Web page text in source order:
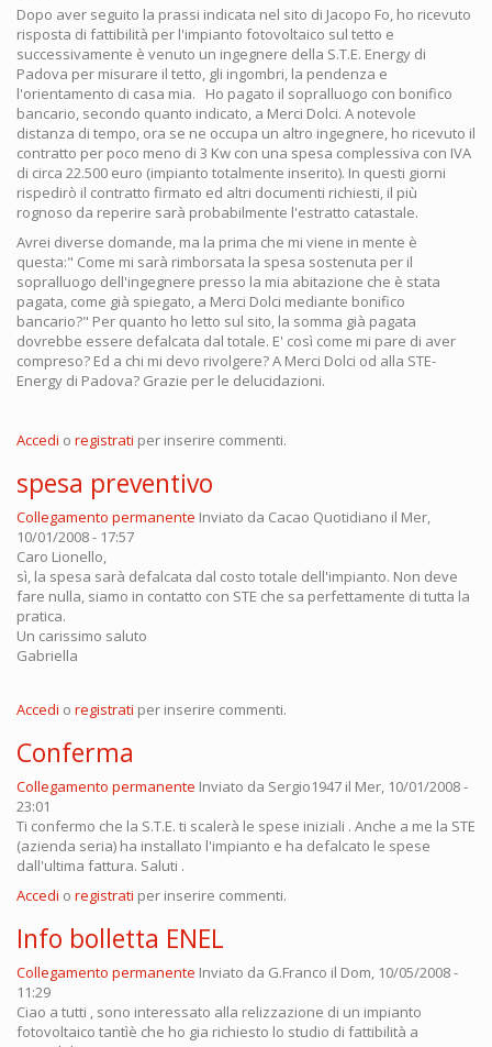
Dopo aver seguito la prassi indicata nel sito di Jacopo Fo, ho ricevuto
risposta di fattibilità per l'impianto fotovoltaico sul tetto e
successivamente è venuto un ingegnere della S.T.E. Energy di
Padova per misurare il tetto, gli ingombri, la pendenza e
l'orientamento di casa mia. Ho pagato il sopralluogo con bonifico
bancario, secondo quanto indicato, a Merci Dolci. A notevole
distanza di tempo, ora se ne occupa un altro ingegnere, ho ricevuto il
contratto per poco meno di 3 Kw con una spesa complessiva con IVA
di circa 22.500 euro (impianto totalmente inserito). In questi giorni
rispedirò il contratto firmato ed altri documenti richiesti, il più
rognoso da reperire sarà probabilmente l'estratto catastale.
Avrei diverse domande, ma la prima che mi viene in mente è
questa:" Come mi sarà rimborsata la spesa sostenuta per il
sopralluogo dell'ingegnere presso la mia abitazione che è stata
pagata, come già spiegato, a Merci Dolci mediante bonifico
bancario?" Per quanto ho letto sul sito, la somma già pagata
dovrebbe essere defalcata dal totale. E' così come mi pare di aver
compreso? Ed a chi mi devo rivolgere? A Merci Dolci od alla STE-
Energy di Padova? Grazie per le delucidazioni.
Accedi o registrati per inserire commenti.
spesa preventivo
Collegamento permanente Inviato da Cacao Quotidiano il Mer,
10/01/2008 - 17:57
Caro Lionello,
sì, la spesa sarà defalcata dal costo totale dell'impianto. Non deve
fare nulla, siamo in contatto con STE che sa perfettamente di tutta la
pratica.
Un carissimo saluto
Gabriella
Accedi o registrati per inserire commenti.
Conferma
Collegamento permanente Inviato da Sergio1947 il Mer, 10/01/2008 -
23:01
Ti confermo che la S.T.E. ti scalerà le spese iniziali . Anche a me la STE
(azienda seria) ha installato l'impianto e ha defalcato le spese
dall'ultima fattura. Saluti .
Accedi o registrati per inserire commenti.
Info bolletta ENEL
Collegamento permanente Inviato da G.Franco il Dom, 10/05/2008 -
11:29
Ciao a tutti , sono interessato alla relizzazione di un impianto
fotovoltaico tantìè che ho gia richiesto lo studio di fattibilità a